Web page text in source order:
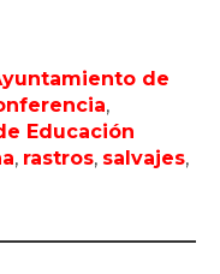
de
,
Educación
, rastros, salvajes,